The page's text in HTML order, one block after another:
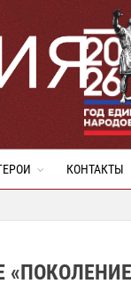
КОНТАКТЫ
«ПОКОЛЕНИЕ